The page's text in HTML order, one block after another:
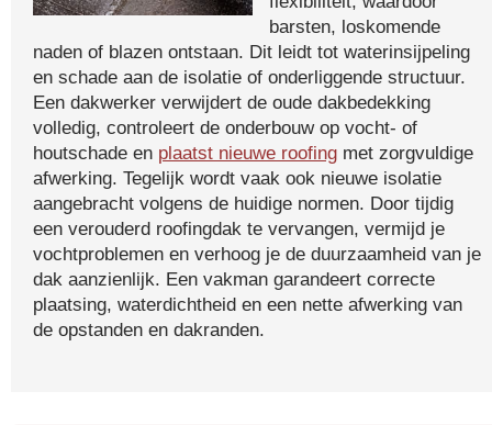
barsten, loskomende
naden of blazen ontstaan. Dit leidt tot waterinsijpeling
en schade aan de isolatie of onderliggende structuur.
Een dakwerker verwijdert de oude dakbedekking
volledig, controleert de onderbouw op vocht- of
houtschade en plaatst nieuwe roofing met zorgvuldige
afwerking. Tegelijk wordt vaak ook nieuwe isolatie
aangebracht volgens de huidige normen. Door tijdig
een verouderd roofingdak te vervangen, vermijd je
vochtproblemen en verhoog je de duurzaamheid van je
dak aanzienlijk. Een vakman garandeert correcte
plaatsing, waterdichtheid en een nette afwerking van
de opstanden en dakranden.